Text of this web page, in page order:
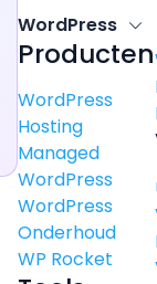
WordPress
Producten
WordPress
Hosting
Managed
WordPress
WordPress
Onderhoud
WP Rocket